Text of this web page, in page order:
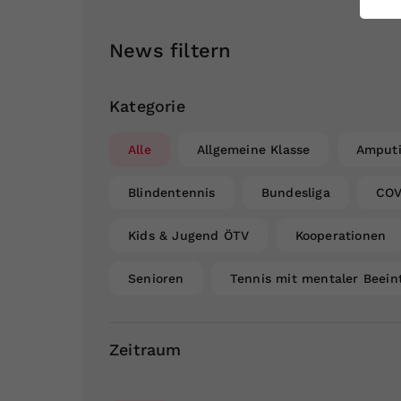
News filtern
Kategorie
Alle Allgemeine Klasse
Blindentennis Bundesliga
Kids & Jugend ÖTV Kooperationen
Senioren Tennis mit mentaler
Zeitraum